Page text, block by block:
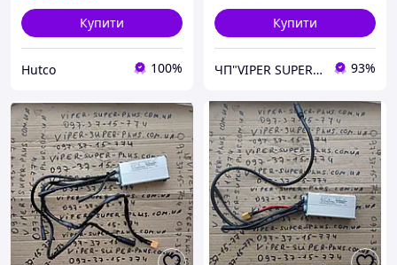
Купити
Hutco 100%
Купити
ЧП"VIPER SUPER PLUS" Сільгосптехніка, велосипеди, сільгосптовар. 93%